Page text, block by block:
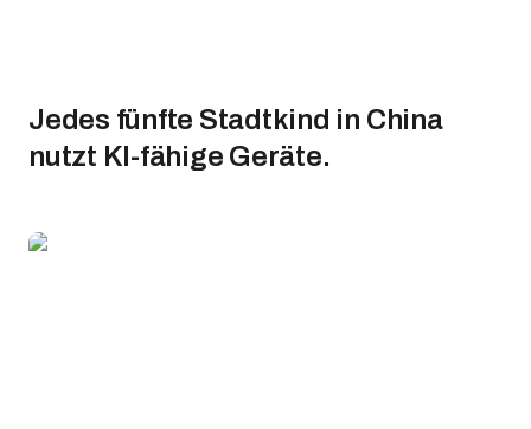
Jedes fünfte Stadtkind in China
nutzt KI-fähige Geräte.